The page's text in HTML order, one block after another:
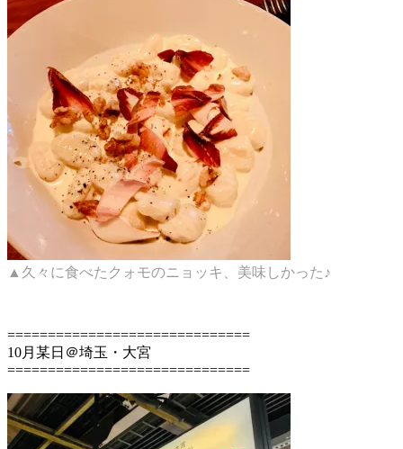
▲久々に食べたクォモのニョッキ、美味しかった♪
==============================
10月某日＠埼玉・大宮
==============================